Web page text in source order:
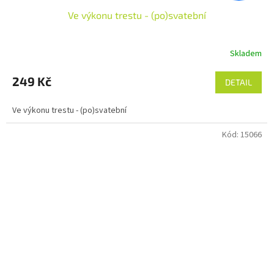
Ve výkonu trestu - (po)svatební
Skladem
249 Kč DETAIL
Ve výkonu trestu - (po)svatební
Kód: 15066